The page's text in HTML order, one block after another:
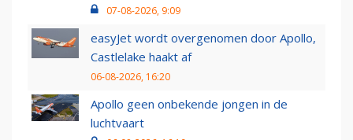
07-08-2026, 9:09
easyJet wordt overgenomen door Apollo,
Castlelake haakt af
06-08-2026, 16:20
Apollo geen onbekende jongen in de
luchtvaart